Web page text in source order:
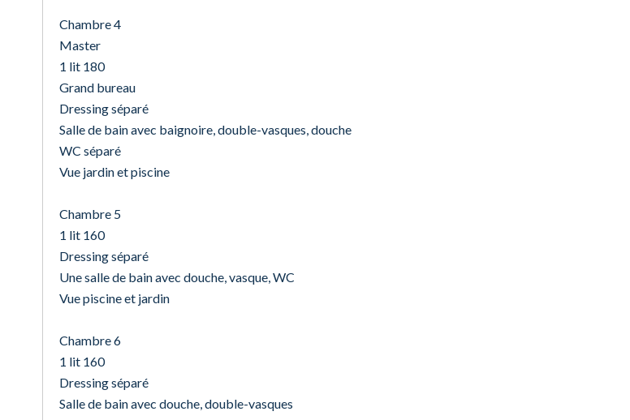
Chambre 4
Master
1 lit 180
Grand bureau
Dressing séparé
Salle de bain avec baignoire, double-vasques, douche
WC séparé
Vue jardin et piscine
Chambre 5
1 lit 160
Dressing séparé
Une salle de bain avec douche, vasque, WC
Vue piscine et jardin
Chambre 6
1 lit 160
Dressing séparé
Salle de bain avec douche, double-vasques